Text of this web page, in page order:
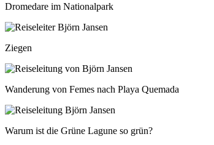
Dromedare im Nationalpark
Ziegen
Wanderung von Femes nach Playa Quemada
Warum ist die Grüne Lagune so grün?